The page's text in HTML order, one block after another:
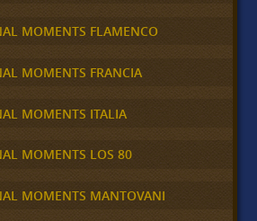
MOMENTS FLAMENCO
MOMENTS FRANCIA
MOMENTS ITALIA
MOMENTS LOS 80
MOMENTS MANTOVANI